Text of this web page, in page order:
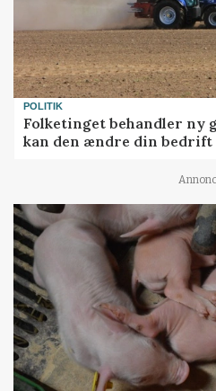
POLITIK
Folketinget behandler ny
kan den ændre din bedrift